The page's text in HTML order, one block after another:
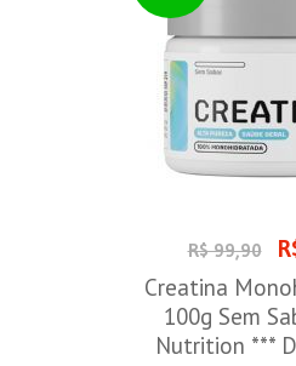
R$ 99,90
Creatina
100g Sem
Nutrition ***